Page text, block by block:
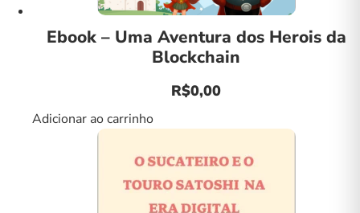
Ebook – Uma Aventura dos Herois da
Blockchain
R$0,00
Adicionar ao carrinho